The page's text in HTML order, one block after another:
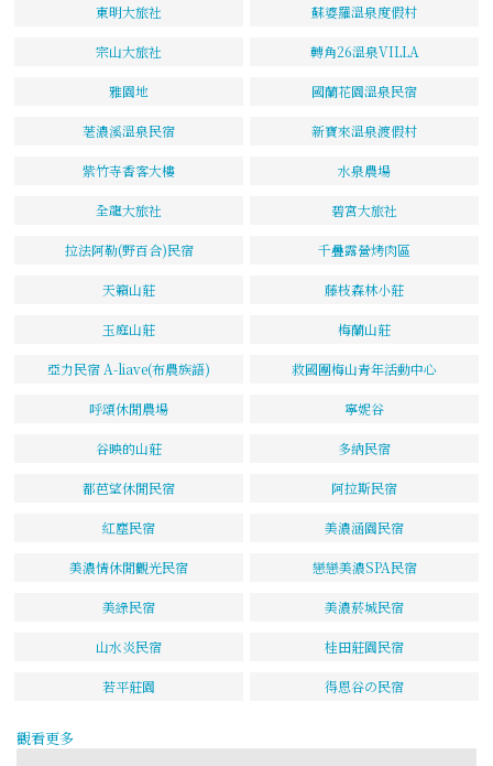
東明大旅社 蘇婆羅溫泉度假村
宗山大旅社 轉角26溫泉VILLA
雅園地 國蘭花園溫泉民宿
荖濃溪溫泉民宿 新寶來溫泉渡假村
紫竹寺香客大樓 水泉農場
全龍大旅社 碧宮大旅社
拉法阿勒(野百合)民宿 千疊露營烤肉區
天籟山莊 藤枝森林小莊
玉庭山莊 梅蘭山莊
亞力民宿 A-liave(布農族語) 救國團梅山青年活動中心
呼頌休閒農場 寧妮谷
谷映的山莊 多納民宿
都芭望休閒民宿 阿拉斯民宿
紅塵民宿 美濃涵園民宿
美濃情休閒觀光民宿 戀戀美濃SPA民宿
美綠民宿 美濃菸城民宿
山水炎民宿 桂田莊園民宿
若平莊園 得恩谷の民宿
觀看更多